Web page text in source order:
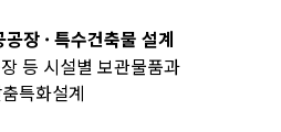
공장 · 특수건축물 설계
장 등 시설별 보관물품과
특화설계